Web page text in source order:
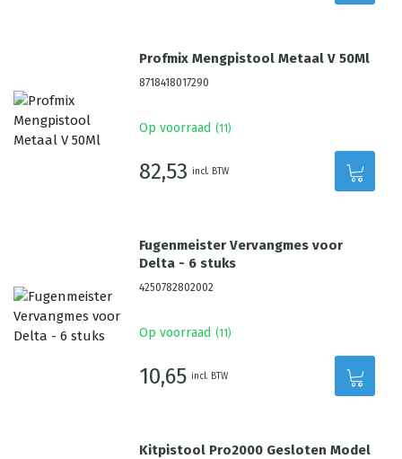
Profmix Mengpistool Metaal V 50Ml
8718418017290
Op voorraad (11 )
82,53 incl. BTW
Fugenmeister Vervangmes voor
Delta - 6 stuks
4250782802002
Op voorraad (11 )
10,65 incl. BTW
Kitpistool Pro2000 Gesloten Model